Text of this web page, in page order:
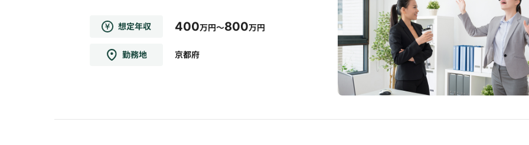
想定年収 400万円～800万円
勤務地 京都府